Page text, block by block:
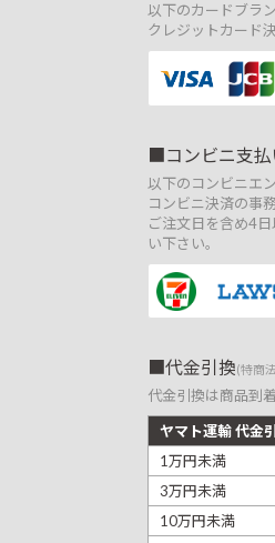
以下のカードブラ
クレジットカード
コンビニ支払
以下のコンビニエ
コンビニ決済の事
ご注文日を含め4
い下さい。
代金引換(特商
代金引換は商品到
ヤマト運輸 代金
1万円未満
3万円未満
10万円未満